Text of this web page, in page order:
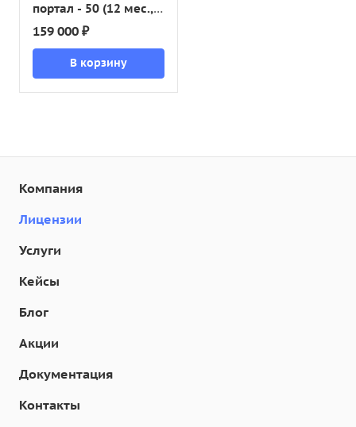
портал - 50 (12 мес.,
переход)
159 000 ₽
В корзину
Компания
Лицензии
Услуги
Кейсы
Блог
Акции
Документация
Контакты